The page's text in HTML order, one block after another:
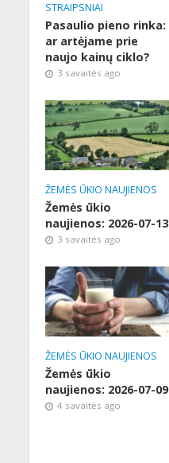
STRAIPSNIAI
Pasaulio pieno rinka:
ar artėjame prie
naujo kainų ciklo?
3 savaitės ago
ŽEMĖS ŪKIO NAUJIENOS
Žemės ūkio
naujienos: 2026-07-13
3 savaitės ago
ŽEMĖS ŪKIO NAUJIENOS
Žemės ūkio
naujienos: 2026-07-09
4 savaitės ago